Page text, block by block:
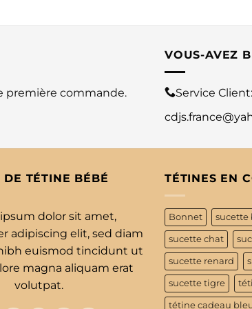
première commande.
VOUS-AVEZ
Service Client:
TÉTINE BÉBÉ
dolor sit amet,
adipiscing elit, sed diam
euismod tincidunt ut
magna aliquam erat
volutpat.
TÉTINES EN
Bonnet sucette
sucette chat
sucette renard
sucette tigre
tétine cadeau